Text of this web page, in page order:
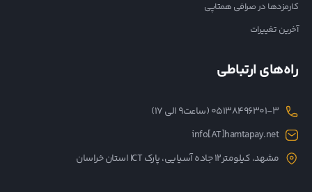
کارمزدها در صرافی همتاپی
آخرین تغییرات
راه‌های ارتباطی
05138496301-3 (ساعت۹ الی ۱۷)
info[AT]hamtapay.net
مشهد، کیلومتر12 جاده آسیایی، پارک ICT استان خراسان